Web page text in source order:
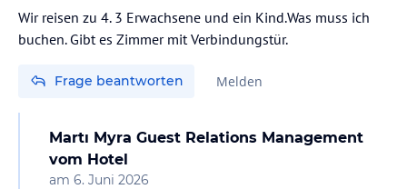
Wir reisen zu 4. 3 Erwachsene und ein Kind.Was muss ich
buchen. Gibt es Zimmer mit Verbindungstür.
Frage beantworten Melden
Martı Myra Guest Relations Management
vom Hotel
am 6. Juni 2026